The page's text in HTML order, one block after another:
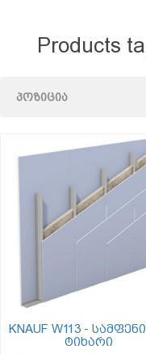
Products
KNAUF W113 -
ტიხარი